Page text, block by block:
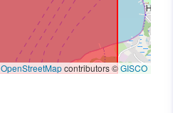
OpenStreetMapcontributors ©GISCO